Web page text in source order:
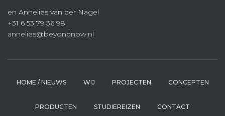
en Annelies van der Nagel
+31 6 53 79 36 98
annelies@beyondnow.nl
HOME / NIEUWS WIJ PROJECTEN CONCEPTEN
PRODUCTEN STUDIEREIZEN CONTACT